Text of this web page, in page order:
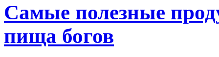
Самые полезные
пища богов